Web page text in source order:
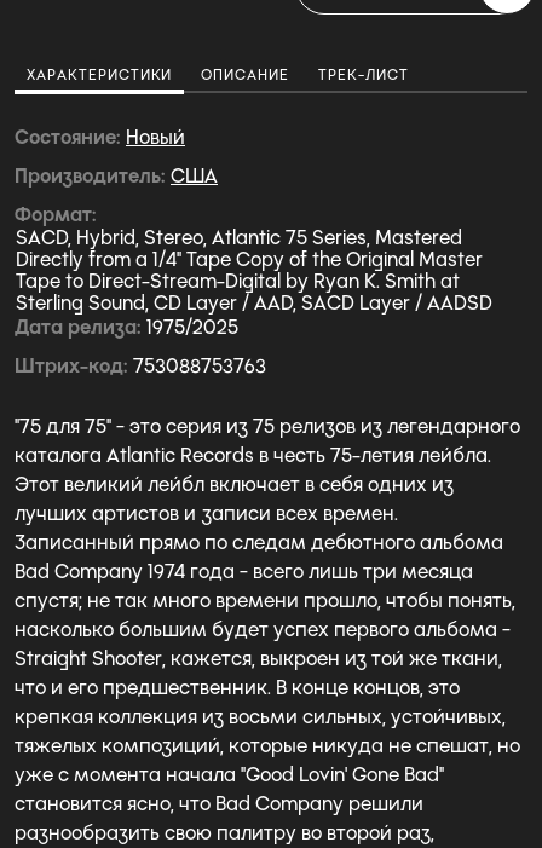
ХАРАКТЕРИСТИКИ ОПИСАНИЕ ТРЕК-ЛИСТ
Состояние Новый
Производитель США
Формат
SACD, Hybrid, Stereo, Atlantic 75 Series, Mastered
Directly from a 1/4" Tape Copy of the Original Master
Tape to Direct-Stream-Digital by Ryan K. Smith at
Sterling Sound, CD Layer / AAD, SACD Layer / AADSD
Дата релиза 1975/2025
Штрих-код 753088753763
"75 для 75" - это серия из 75 релизов из легендарного
каталога Atlantic Records в честь 75-летия лейбла.
Этот великий лейбл включает в себя одних из
лучших артистов и записи всех времен.
Записанный прямо по следам дебютного альбома
Bad Company 1974 года - всего лишь три месяца
спустя; не так много времени прошло, чтобы понять,
насколько большим будет успех первого альбома -
Straight Shooter, кажется, выкроен из той же ткани,
что и его предшественник. В конце концов, это
крепкая коллекция из восьми сильных, устойчивых,
тяжелых композиций, которые никуда не спешат, но
уже с момента начала "Good Lovin' Gone Bad"
становится ясно, что Bad Company решили
разнообразить свою палитру во второй раз,